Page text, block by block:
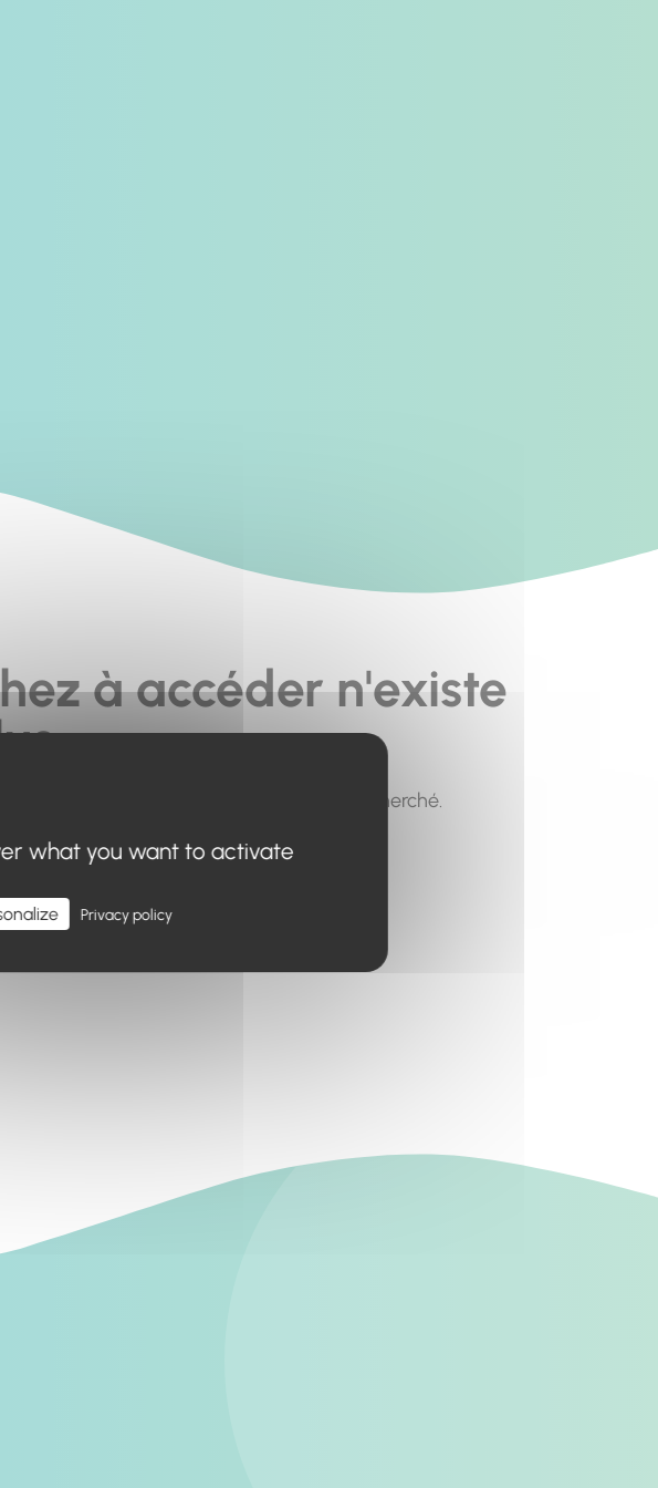
à accéder n'existe
utiliser le menu pour trouver le contenu recherché.
what you want to activate
Privacy policy